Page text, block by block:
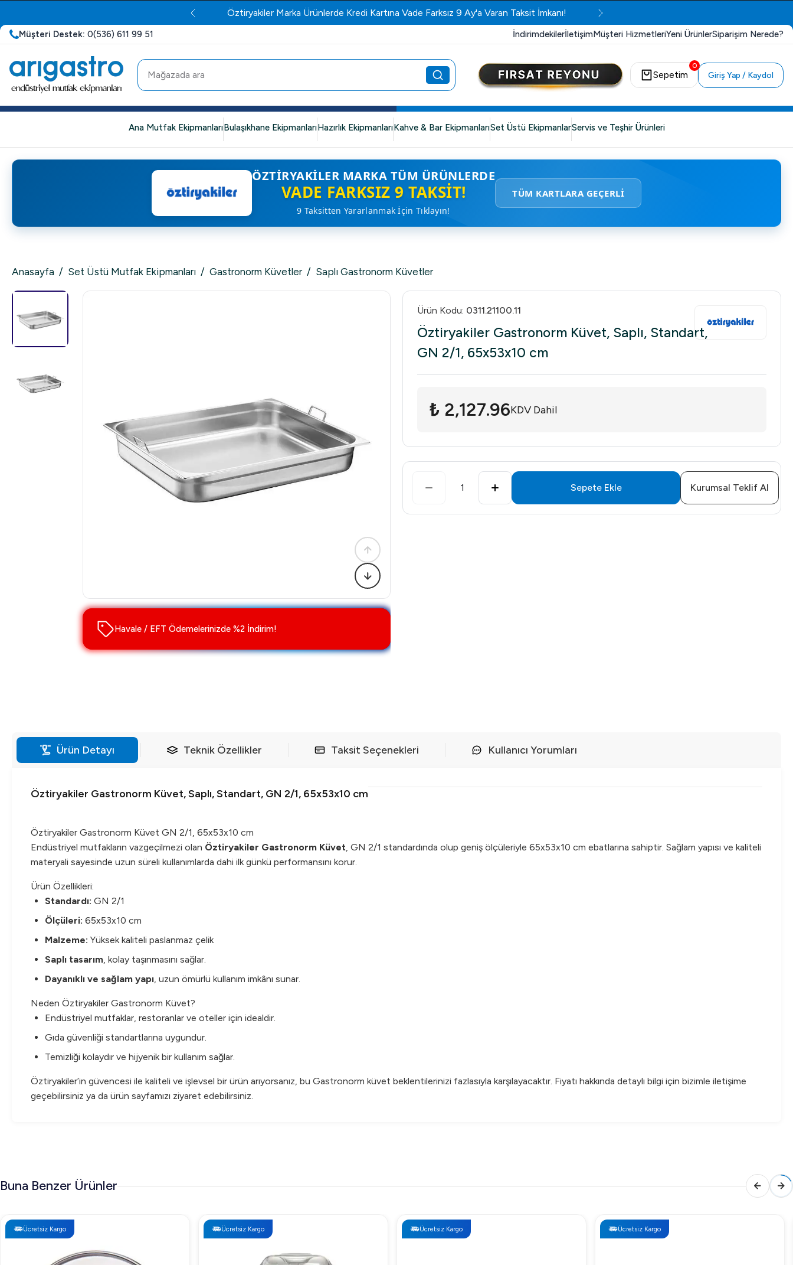
Öztiryakiler Marka Ürünlerde Kredi Kartına Vade Farksız 9 Ay'a Varan Taksit İmkanı!
Müşteri Destek: 0(536) 611 99 51 İndirimdekilerİletişimMüşteri HizmetleriYeni ÜrünlerSiparişim Nerede?
0
Sepetim Giriş Yap / Kaydol
Ana Mutfak EkipmanlarıBulaşıkhane EkipmanlarıHazırlık EkipmanlarıKahve & Bar EkipmanlarıSet Üstü EkipmanlarServis ve Teşhir Ürünleri
ÖZTIRYAKILER MARKA TÜM ÜRÜNLERDE
VADE FARKSIZ 9 TAKSIT!
9 Taksitten Yararlanmak İçin Tıklayın!
TÜM KARTLARA GEÇERLİ
Anasayfa / Set Üstü Mutfak Ekipmanları / Gastronorm Küvetler / Saplı Gastronorm Küvetler
Havale / EFT Ödemelerinizde %2 İndirim!
Ürün Kodu: 0311.21100.11
Öztiryakiler Gastronorm Küvet, Saplı, Standart,
GN 2/1, 65x53x10 cm
₺ 2,127.96KDV Dahil
1 Sepete Ekle Kurumsal Teklif Al
Ürün Detayı Teknik Özellikler Taksit Seçenekleri Kullanıcı Yorumları
Öztiryakiler Gastronorm Küvet, Saplı, Standart, GN 2/1, 65x53x10 cm
Öztiryakiler Gastronorm Küvet GN 2/1, 65x53x10 cm
Endüstriyel mutfakların vazgeçilmezi olan Öztiryakiler Gastronorm Küvet, GN 2/1 standardında olup geniş ölçüleriyle 65x53x10 cm ebatlarına sahiptir. Sağlam yapısı ve kaliteli
materyali sayesinde uzun süreli kullanımlarda dahi ilk günkü performansını korur.
Ürün Özellikleri:
Standardı: GN 2/1
Ölçüleri: 65x53x10 cm
Malzeme: Yüksek kaliteli paslanmaz çelik
Saplı tasarım, kolay taşınmasını sağlar.
Dayanıklı ve sağlam yapı, uzun ömürlü kullanım imkânı sunar.
Neden Öztiryakiler Gastronorm Küvet?
Endüstriyel mutfaklar, restoranlar ve oteller için idealdir.
Gıda güvenliği standartlarına uygundur.
Temizliği kolaydır ve hijyenik bir kullanım sağlar.
Öztiryakiler’in güvencesi ile kaliteli ve işlevsel bir ürün arıyorsanız, bu Gastronorm küvet beklentilerinizi fazlasıyla karşılayacaktır. Fiyatı hakkında detaylı bilgi için bizimle iletişime
geçebilirsiniz ya da ürün sayfamızı ziyaret edebilirsiniz.
Buna Benzer Ürünler
Ücretsiz Kargo Ücretsiz Kargo Ücretsiz Kargo Ücretsiz Kargo